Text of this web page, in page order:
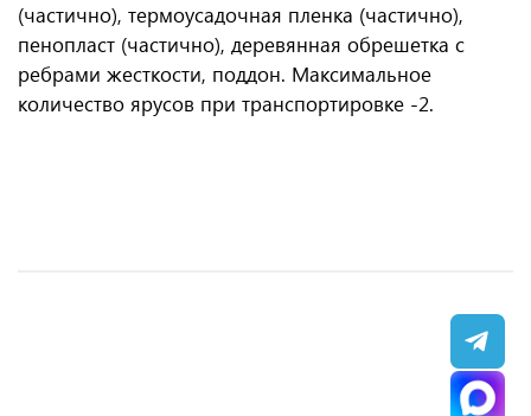
(частично), термоусадочная пленка (частично),
пенопласт (частично), деревянная обрешетка с
ребрами жесткости, поддон. Максимальное
количество ярусов при транспортировке -2.